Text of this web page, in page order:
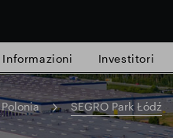
Informazioni Investitori
Polonia SEGRO Park Łódź